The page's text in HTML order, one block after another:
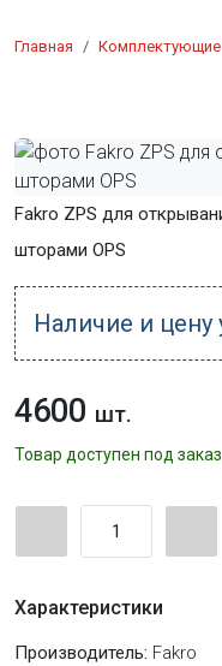
Главная Комплектующие
Fakro ZPS для
шторами OPS
Наличие и цену
4600 шт.
Товар доступен под заказ
Характеристики
Производитель: Fakro